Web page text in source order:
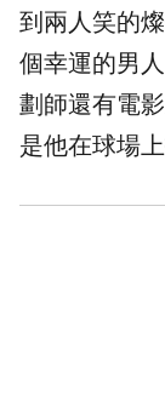
到兩人笑的
個幸運的男
劃師還有電
是他在球場